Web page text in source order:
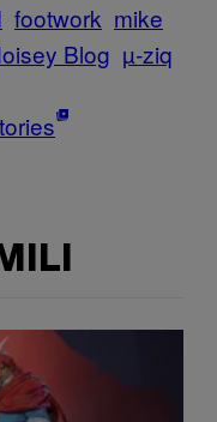
footwork mike
Blog µ-ziq